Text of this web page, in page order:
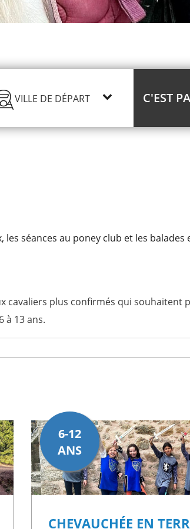
C'EST
séances au poney club et les balades
cavaliers plus confirmés qui souhaitent
à 13 ans.
et plus enrichissante.
Les plus jeunes découvrent les
plus loin dans le travail technique, les
de préparer le passage des
approche progressive et adaptée à
6-12
ANS
CHEVAUCHÉE EN